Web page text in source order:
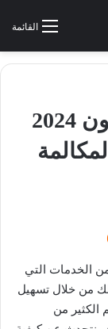
القائمة
كود معرفة الرصيد فودافون 2024
الخدمات التي
من خلال تسهيل
الكثير من